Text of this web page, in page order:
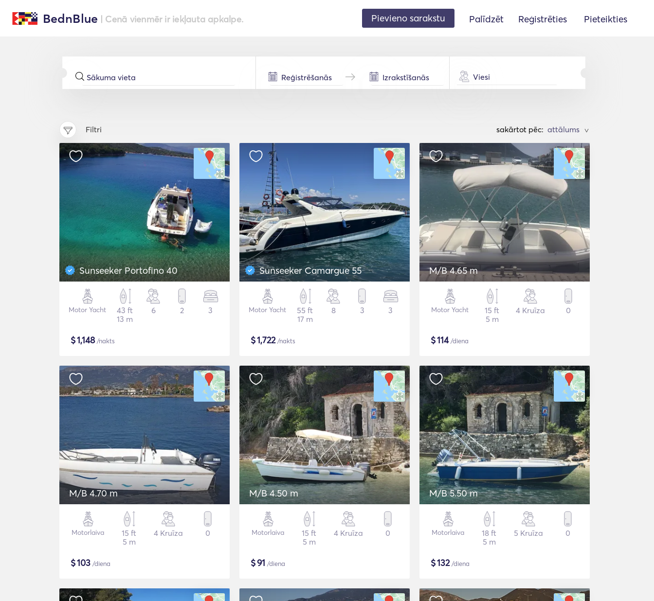
BednBlue | Cenā vienmēr ir iekļauta apkalpe. Pievieno sarakstu Palīdzēt Reģistrēties Pieteikties
Viesi
Filtri sakārtot pēc: >
Sunseeker Portofino 40
Motor Yacht
43 ft
13 m
6 2 3
$1,148/nakts
Sunseeker Camargue 55
Motor Yacht
55 ft
17 m
8 3 3
$1,722/nakts
M/B 4.65 m
Motor Yacht
15 ft
5 m
4 Kruīza 0
$114/diena
M/B 4.70 m
Motorlaiva
15 ft
5 m
4 Kruīza 0
$103 /diena
M/B 4.50 m
Motorlaiva
15 ft
5 m
4 Kruīza 0
$91 /diena
M/B 5.50 m
Motorlaiva
18 ft
5 m
5 Kruīza 0
$132/diena